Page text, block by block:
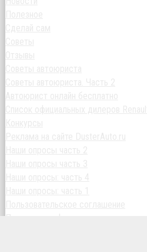
Политика конфиденциальности